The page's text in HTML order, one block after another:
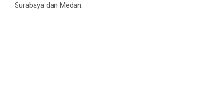
Surabaya dan Medan.